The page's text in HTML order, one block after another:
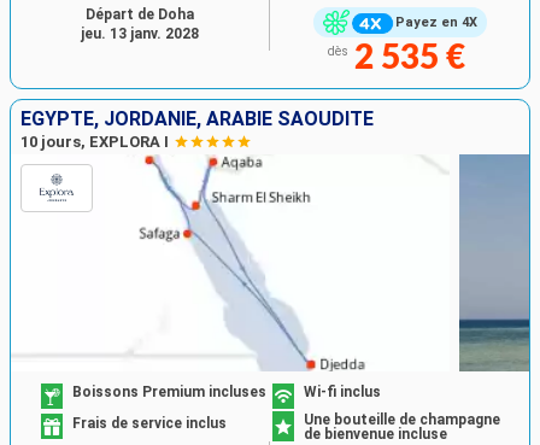
Payez en 4X
dès 2 535 €
Départ de Doha
jeu. 13 janv. 2028
EGYPTE, JORDANIE, ARABIE SAOUDITE
10 jours, EXPLORA I
Boissons Premium incluses
Wi-fi inclus
Frais de service inclus
Une bouteille de champagne
de bienvenue incluse